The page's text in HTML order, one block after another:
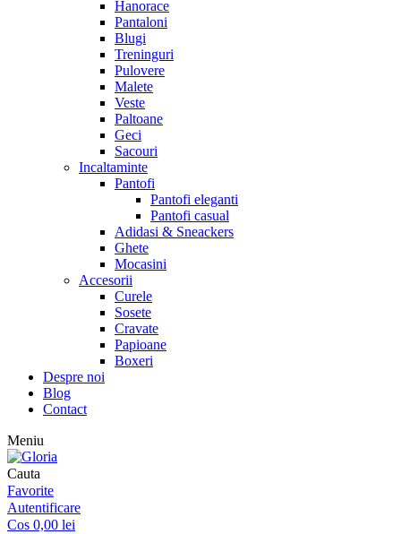
Hanorace
Pantaloni
Blugi
Treninguri
Pulovere
Malete
Veste
Paltoane
Geci
Sacouri
Incaltaminte
Pantofi
Pantofi eleganti
Pantofi casual
Adidasi & Sneackers
Ghete
Mocasini
Accesorii
Curele
Sosete
Cravate
Papioane
Boxeri
Despre noi
Blog
Contact
Meniu
Cauta
Favorite
Autentificare
Cos 0,00 lei